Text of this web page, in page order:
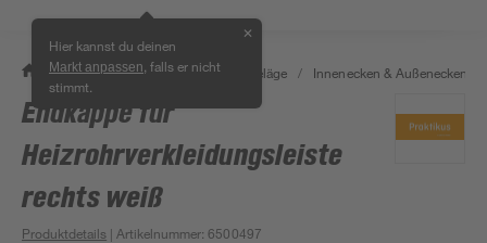
Hier kannst du deinen
Markt anpassen , falls er nicht
stimmt.
✕
/ Bauen & Renovieren / Bodenbeläge / Innenecken & Außenecken
Endkappe für
Heizrohrverkleidungsleiste
rechts weiß
Produktdetails | Artikelnummer:6500497